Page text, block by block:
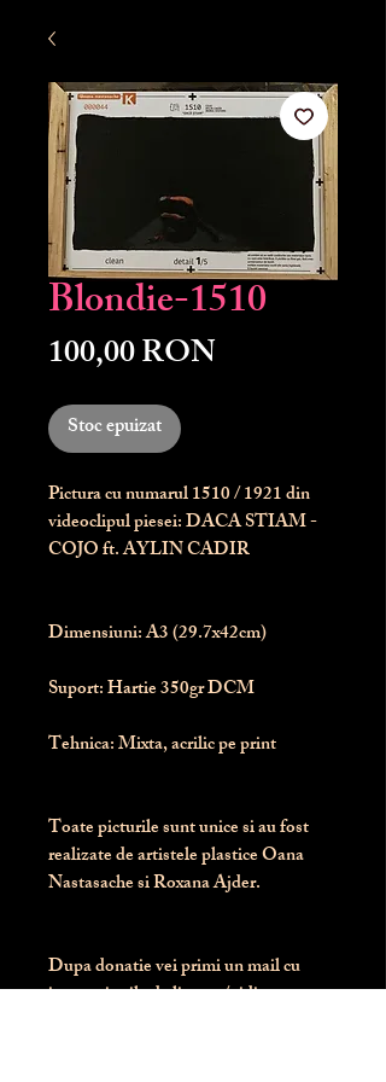
Blondie-1510
100,00 RONPreț
Stoc epuizat
Pictura cu numarul1510/ 1921 din
videoclipul piesei: DACA STIAM -
COJO ft. AYLIN CADIR
Dimensiuni: A3 (29.7x42cm)
Suport: Hartie 350gr DCM
Tehnica: Mixta, acrilic pe print
Toate picturile sunt unice si au fost
realizate de artistele plastice Oana
Nastasache si Roxana Ajder.
Dupa donatie vei primi un mail cu
instructiunile de livrare / ridicare.